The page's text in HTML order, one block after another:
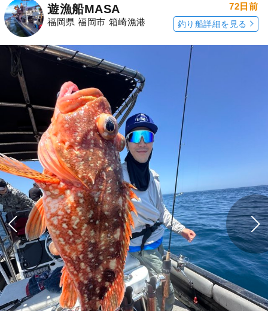
遊漁船MASA
福岡県 福岡市 箱崎漁港
72日前
釣り船詳細を見る